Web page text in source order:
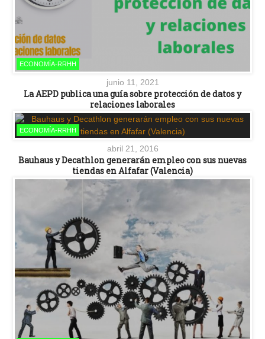
ECONOMÍA-RRHH
junio 11, 2021
La AEPD publica una guía sobre protección de datos y
relaciones laborales
ECONOMÍA-RRHH
abril 21, 2016
Bauhaus y Decathlon generarán empleo con sus nuevas
tiendas en Alfafar (Valencia)